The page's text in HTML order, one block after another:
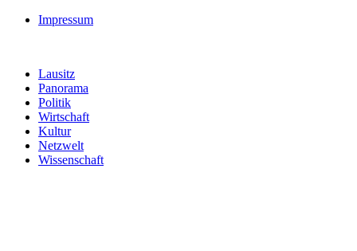
Impressum
Lausitz
Panorama
Politik
Wirtschaft
Kultur
Netzwelt
Wissenschaft